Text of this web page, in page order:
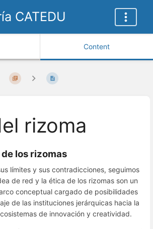
CATEDU
Content
rizoma
los rizomas
límites y sus contradicciones, seguimos
de red y la ética de los rizomas son un
conceptual cargado de posibilidades
de las instituciones jerárquicas hacia la
de innovación y creatividad.